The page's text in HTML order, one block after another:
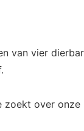
van vier
zoekt over onze